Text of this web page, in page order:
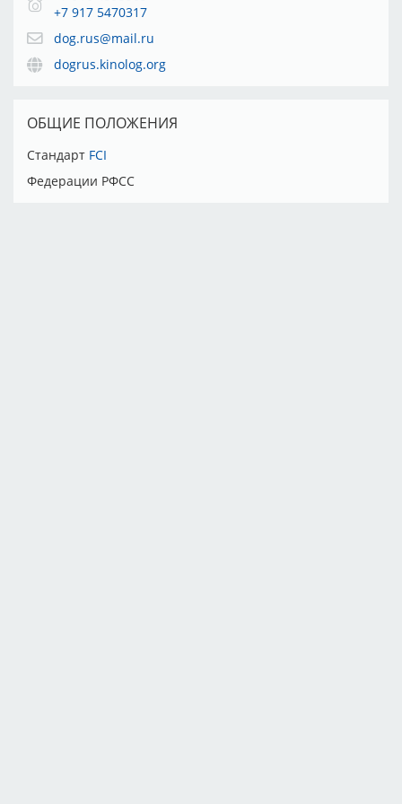
+7 917 5470317
dog.rus@mail.ru
dogrus.kinolog.org
ОБЩИЕ ПОЛОЖЕНИЯ
Стандарт FCI
Федерации РФСС